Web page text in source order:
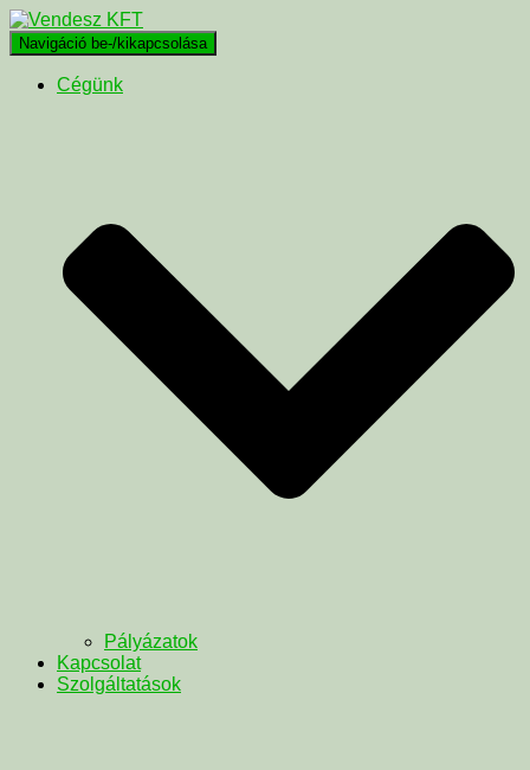
Navigáció be-/kikapcsolása
Cégünk
Pályázatok
Kapcsolat
Szolgáltatások